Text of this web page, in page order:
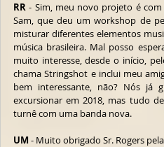
RR - Sim, meu novo projeto é
Sam, que deu um workshop de
misturar diferentes elementos
música brasileira. Mal posso
muito interesse, desde o início,
chama Stringshot e inclui meu
bem interessante, não? Nós já
excursionar em 2018, mas tudo
turnê com uma banda nova.
UM - Muito obrigado Sr. Rogers